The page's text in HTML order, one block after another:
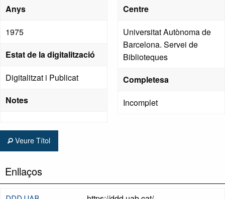
Anys
1975
Estat de la digitalització
Digitalitzat i Publicat
Notes
Centre
Universitat Autònoma de
Barcelona. Servei de
Biblioteques
Completesa
Incomplet
Veure Títol
Enllaços